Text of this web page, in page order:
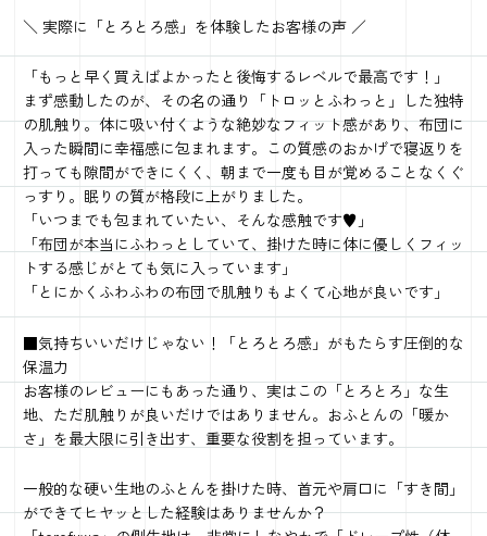
＼ 実際に「とろとろ感」を体験したお客様の声 ／
「もっと早く買えばよかったと後悔するレベルで最高です！」
まず感動したのが、その名の通り「トロッとふわっと」した独特
の肌触り。体に吸い付くような絶妙なフィット感があり、布団に
入った瞬間に幸福感に包まれます。この質感のおかげで寝返りを
打っても隙間ができにくく、朝まで一度も目が覚めることなくぐ
っすり。眠りの質が格段に上がりました。
「いつまでも包まれていたい、そんな感触です♥」
「布団が本当にふわっとしていて、掛けた時に体に優しくフィッ
トする感じがとても気に入っています」
「とにかくふわふわの布団で肌触りもよくて心地が良いです」
■気持ちいいだけじゃない！「とろとろ感」がもたらす圧倒的な
保温力
お客様のレビューにもあった通り、実はこの「とろとろ」な生
地、ただ肌触りが良いだけではありません。おふとんの「暖か
さ」を最大限に引き出す、重要な役割を担っています。
一般的な硬い生地のふとんを掛けた時、首元や肩口に「すき間」
ができてヒヤッとした経験はありませんか？